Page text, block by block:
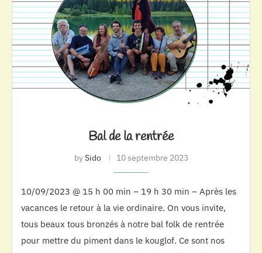
Bal de la rentrée
bySido 10 septembre 2023
10/09/2023 @ 15 h 00 min – 19 h 30 min – Après les
vacances le retour à la vie ordinaire. On vous invite,
tous beaux tous bronzés à notre bal folk de rentrée
pour mettre du piment dans le kouglof. Ce sont nos